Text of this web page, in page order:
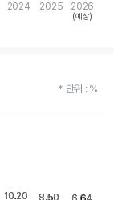
2024 2025 2026
(예상)
* 단위 : %
10.20
10.20 8.50
8.50